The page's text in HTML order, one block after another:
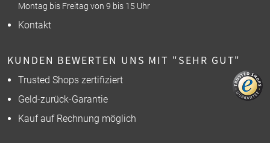
Montag bis Freitag von 9 bis 15 Uhr
Kontakt
KUNDEN BEWERTEN UNS MIT "SEHR GUT"
Trusted Shops zertifiziert
Geld-zurück-Garantie
Kauf auf Rechnung möglich